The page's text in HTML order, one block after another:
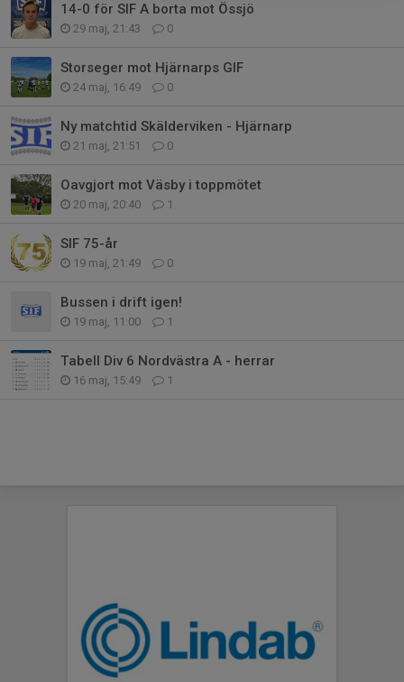
14-0 för SIF A borta mot Össjö
29 maj, 21:43 0
Storseger mot Hjärnarps GIF
24 maj, 16:49 0
Ny matchtid Skälderviken - Hjärnarp
21 maj, 21:51 0
Oavgjort mot Väsby i toppmötet
20 maj, 20:40 1
SIF 75-år
19 maj, 21:49 0
Bussen i drift igen!
19 maj, 11:00 1
Tabell Div 6 Nordvästra A - herrar
16 maj, 15:49 1